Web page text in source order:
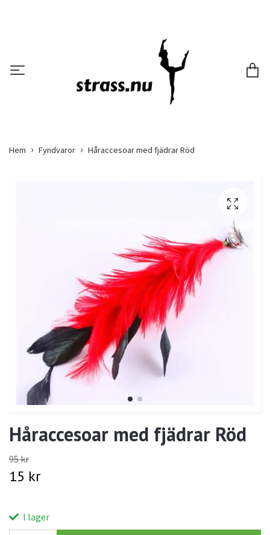
Hem Fyndvaror Håraccesoar med fjädrar Röd
Håraccesoar med fjädrar Röd
95 kr
15 kr
I lager